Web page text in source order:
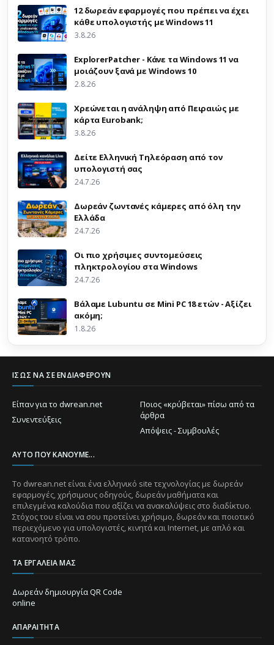
12 δωρεάν εφαρμογές που πρέπει να έχει
κάθε υπολογιστής με Windows 11
3.8.26
ExplorerPatcher - Κάνε τα Windows 11 να
μοιάζουν ξανά με Windows 10
2.8.26
Χρεώνεται η ανάληψη από Πειραιώς με
κάρτα Eurobank;
3.8.26
Δείτε Ελληνική Τηλεόραση από τον
υπολογιστή σας
24.7.26
Δωρεάν ζωντανές κάμερες από όλη την
Ελλάδα
24.7.26
Οι πιο χρήσιμες συντομεύσεις
πληκτρολογίου στα Windows
24.7.26
Βάλαμε Lubuntu σε Mini PC 18 ετών - Αξίζει
ακόμη;
1.8.26
ΊΣΩΣ ΝΑ ΣΕ ΕΝΔΙΑΦΈΡΟΥΝ
Είπαν για το dwrean.net
Ποιος «κρύβεται» πίσω από τα
άρθρα
Συνεντεύξεις
Απόψεις - Συμβουλές
ΑΥΤΌ ΠΟΥ ΚΆΝΟΥΜΕ...
Το dwrean.net είναι ένα ελληνικό site τεχνολογίας με δωρεάν
εφαρμογές, χρήσιμους οδηγούς, δωρεάν μαθήματα και
επιλεγμένα καλούδια που αξίζει να ανακαλύψεις στο διαδίκτυο.
Στόχος του είναι να σου προτείνει χρήσιμο, δωρεάν και ποιοτικό
περιεχόμενο για υπολογιστές, κινητά και Internet, με απλό και
κατανοητό τρόπο.
ΤΑ ΕΡΓΑΛΕΊΑ ΜΑΣ
Δωρεάν δημιουργία QR Code
online
ΑΠΑΡΑΊΤΗΤΑ